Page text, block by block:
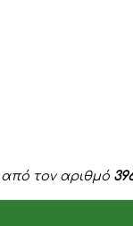
από τον αριθμό